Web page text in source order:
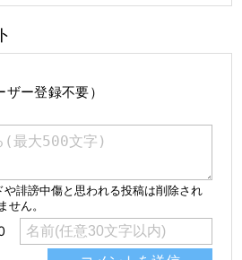
ー登録不要）